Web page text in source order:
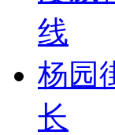
线
杨园
长